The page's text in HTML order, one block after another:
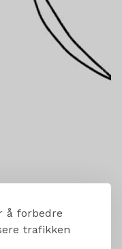
å forbedre
trafikken